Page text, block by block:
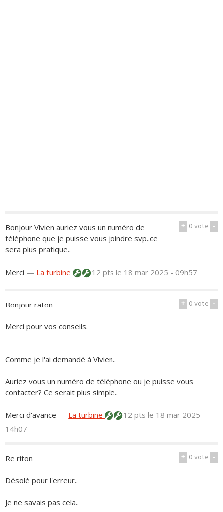
+ 0vote -
Bonjour Vivien auriez vous un numéro de
téléphone que je puisse vous joindre svp..ce
sera plus pratique..
Merci — La turbine 12 ptsle 18 mar 2025 - 09h57
+ 0vote -
Bonjour raton
Merci pour vos conseils.
Comme je l'ai demandé à Vivien..
Auriez vous un numéro de téléphone ou je puisse vous
contacter? Ce serait plus simple..
Merci d'avance — La turbine 12 ptsle 18 mar 2025 -
14h07
+ 0vote -
Re riton
Désolé pour l'erreur..
Je ne savais pas cela..